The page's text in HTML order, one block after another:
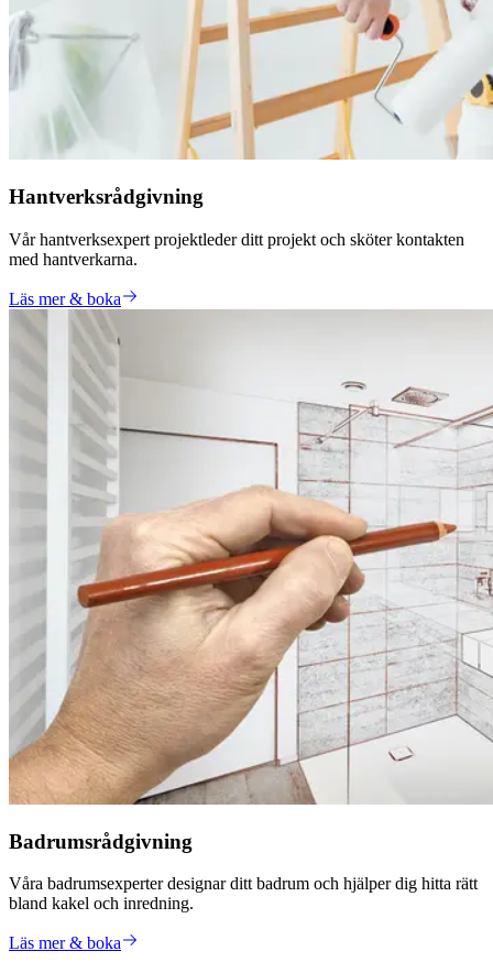
Hantverksrådgivning
Vår hantverksexpert projektleder ditt projekt och sköter kontakten
med hantverkarna.
Läs mer & boka
Badrumsrådgivning
Våra badrumsexperter designar ditt badrum och hjälper dig hitta rätt
bland kakel och inredning.
Läs mer & boka